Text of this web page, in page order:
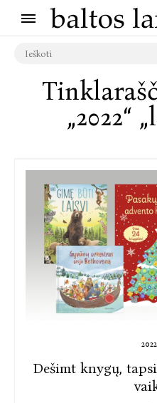
„2022“
Dešimt knygų,